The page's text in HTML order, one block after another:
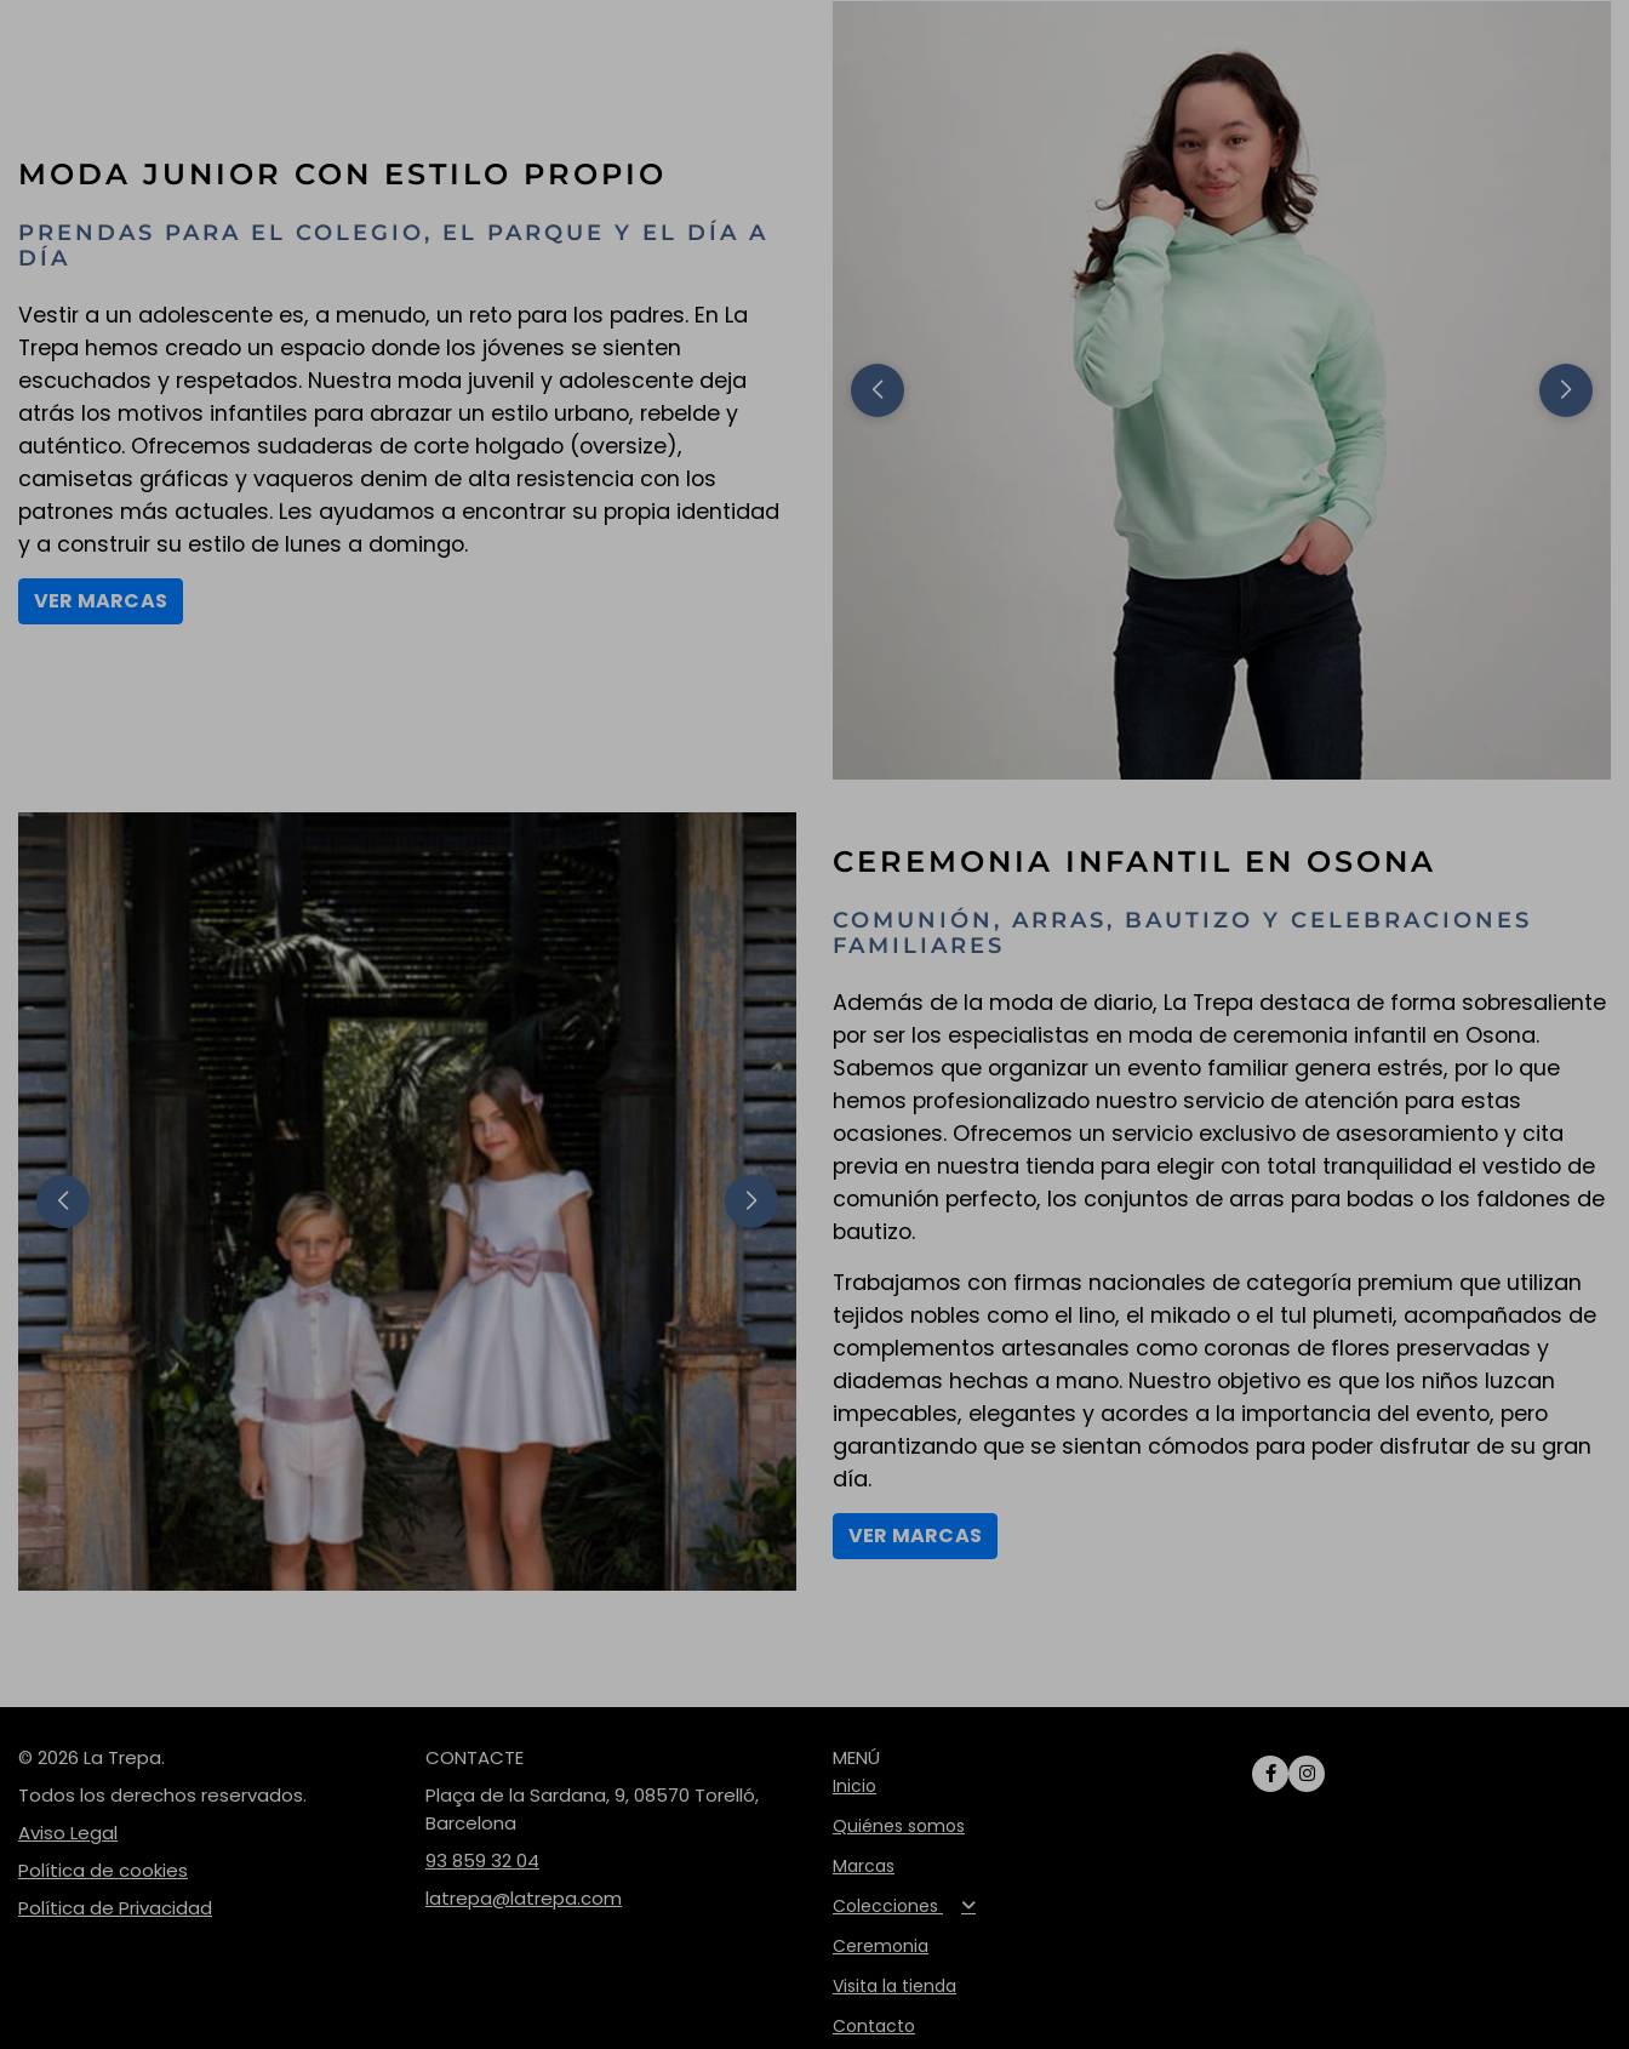
MODA JUNIOR CON ESTILO PROPIO
PRENDAS PARA EL COLEGIO, EL PARQUE Y EL DÍA A
DÍA
Vestir a un adolescente es, a menudo, un reto para los padres. En La
Trepa hemos creado un espacio donde los jóvenes se sienten
escuchados y respetados. Nuestra moda juvenil y adolescente deja
atrás los motivos infantiles para abrazar un estilo urbano, rebelde y
auténtico. Ofrecemos sudaderas de corte holgado (oversize),
camisetas gráficas y vaqueros denim de alta resistencia con los
patrones más actuales. Les ayudamos a encontrar su propia identidad
y a construir su estilo de lunes a domingo.
VER MARCAS
CEREMONIA INFANTIL EN OSONA
COMUNIÓN, ARRAS, BAUTIZO Y CELEBRACIONES
FAMILIARES
Además de la moda de diario, La Trepa destaca de forma sobresaliente
por ser los especialistas en moda de ceremonia infantil en Osona.
Sabemos que organizar un evento familiar genera estrés, por lo que
hemos profesionalizado nuestro servicio de atención para estas
ocasiones. Ofrecemos un servicio exclusivo de asesoramiento y cita
previa en nuestra tienda para elegir con total tranquilidad el vestido de
comunión perfecto, los conjuntos de arras para bodas o los faldones de
bautizo.
Trabajamos con firmas nacionales de categoría premium que utilizan
tejidos nobles como el lino, el mikado o el tul plumeti, acompañados de
complementos artesanales como coronas de flores preservadas y
diademas hechas a mano. Nuestro objetivo es que los niños luzcan
impecables, elegantes y acordes a la importancia del evento, pero
garantizando que se sientan cómodos para poder disfrutar de su gran
día.
VER MARCAS
© 2026 La Trepa.
Todos los derechos reservados.
Aviso Legal
Política de cookies
Política de Privacidad
CONTACTE
Plaça de la Sardana, 9, 08570 Torelló,
Barcelona
93 859 32 04
latrepa@latrepa.com
MENÚ
Inicio
Quiénes somos
Marcas
Colecciones
Ceremonia
Visita la tienda
Contacto